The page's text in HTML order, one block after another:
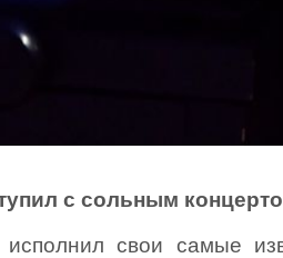
с сольным
свои самые